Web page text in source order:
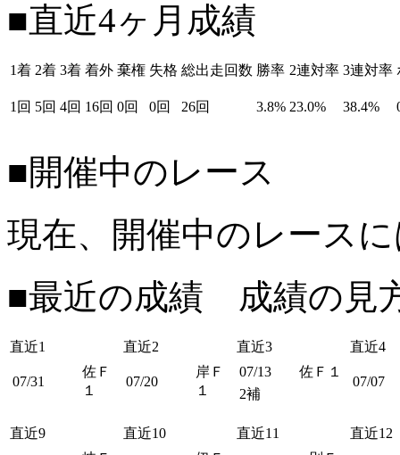
■直近4ヶ月成績
1着 2着 3着 着外 棄権 失格 総出走回数 勝率 2連対率 3連対率
1回 5回 4回 16回 0回 0回 26回 3.8% 23.0% 38.4%
■開催中のレース
現在、開催中のレース
■最近の成績 成績の見
直近1 直近2 直近3 直近4
07/31
佐Ｆ
１
07/20
岸Ｆ
１
07/13
佐Ｆ１
2補
07/07
直近9 直近10 直近11 直近12